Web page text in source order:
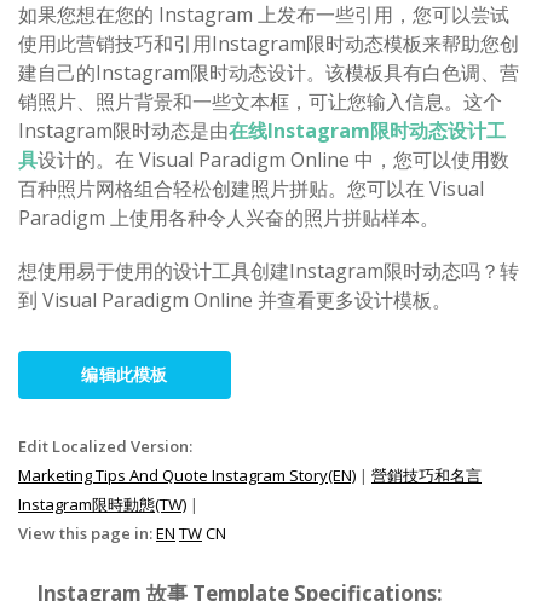
如果您想在您的 Instagram 上发布一些引用，您可以尝试
使用此营销技巧和引用Instagram限时动态模板来帮助您创
建自己的Instagram限时动态设计。该模板具有白色调、营
销照片、照片背景和一些文本框，可让您输入信息。这个
Instagram限时动态是由在线Instagram限时动态设计工
具设计的。在 Visual Paradigm Online 中，您可以使用数
百种照片网格组合轻松创建照片拼贴。您可以在 Visual
Paradigm 上使用各种令人兴奋的照片拼贴样本。
想使用易于使用的设计工具创建Instagram限时动态吗？转
到 Visual Paradigm Online 并查看更多设计模板。
编辑此模板
Edit Localized Version:
Marketing Tips And Quote Instagram Story(EN) | 營銷技巧和名言
Instagram限時動態(TW) |
View this page in:EN TWCN
Instagram 故事 Template Specifications: